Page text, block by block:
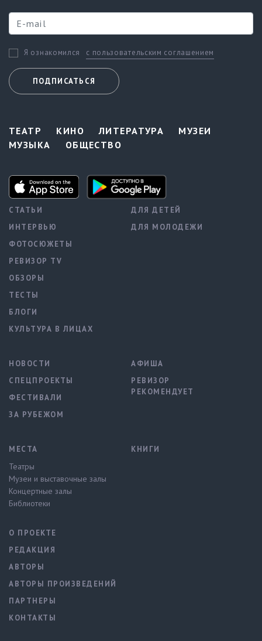
Я ознакомился с пользовательским соглашением
ПОДПИСАТЬСЯ
ТЕАТР КИНО ЛИТЕРАТУРА
МУЗЕИ
МУЗЫКА
ОБЩЕСТВО
СТАТЬИ
ИНТЕРВЬЮ
ФОТОСЮЖЕТЫ
РЕВИЗОР TV
ОБЗОРЫ
ТЕСТЫ
БЛОГИ
КУЛЬТУРА В ЛИЦАХ
ДЛЯ ДЕТЕЙ
ДЛЯ МОЛОДЕЖИ
НОВОСТИ
СПЕЦПРОЕКТЫ
ФЕСТИВАЛИ
ЗА РУБЕЖОМ
АФИША
РЕВИЗОР
РЕКОМЕНДУЕТ
МЕСТА
Театры
Музеи и выставочные залы
Концертные залы
Библиотеки
КНИГИ
О ПРОЕКТЕ
РЕДАКЦИЯ
АВТОРЫ
АВТОРЫ ПРОИЗВЕДЕНИЙ
ПАРТНЕРЫ
КОНТАКТЫ